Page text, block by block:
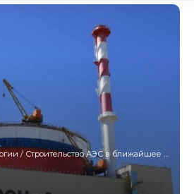
/ Строительство АЭС в ближайшее время на Кубани не планируется